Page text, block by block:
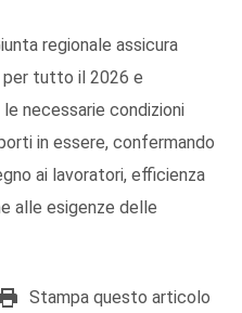
regionale assicura
tutto il 2026 e
necessarie condizioni
in essere, confermando
ai lavoratori, efficienza
alle esigenze delle
Stampa questo articolo